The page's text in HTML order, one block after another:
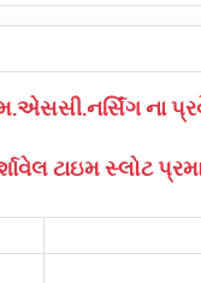
ના
ટાઇમ સ્લોટ